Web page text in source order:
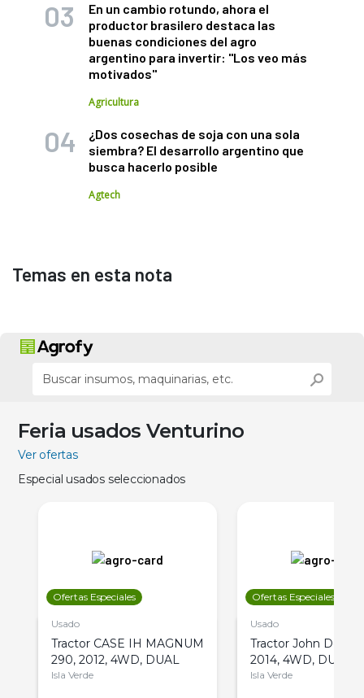
En un cambio rotundo, ahora el
productor brasilero destaca las
buenas condiciones del agro
argentino para invertir: "Los veo más
motivados"
Agricultura
¿Dos cosechas de soja con una sola
siembra? El desarrollo argentino que
busca hacerlo posible
Agtech
Temas en esta nota
Feria usados Venturino
Ver ofertas
Especial usados seleccionados
Ofertas Especiales
Usado
Tractor CASE IH MAGNUM
290, 2012, 4WD, DUAL
Isla Verde
Ofertas Especiales
Usado
Tractor John Deere
2014, 4WD, DUAL
Isla Verde